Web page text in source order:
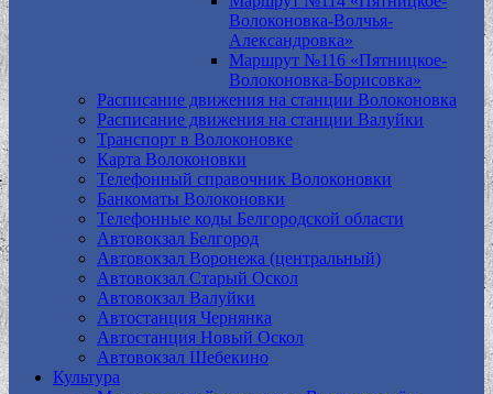
Волоконовка-Волчья-
Александровка»
Маршрут №116 «Пятницкое-
Волоконовка-Борисовка»
Расписание движения на станции Волоконовка
Расписание движения на станции Валуйки
Транспорт в Волоконовке
Карта Волоконовки
Телефонный справочник Волоконовки
Банкоматы Волоконовки
Телефонные коды Белгородской области
Автовокзал Белгород
Автовокзал Воронежа (центральный)
Автовокзал Старый Оскол
Автовокзал Валуйки
Автостанция Чернянка
Автостанция Новый Оскол
Автовокзал Шебекино
Культура